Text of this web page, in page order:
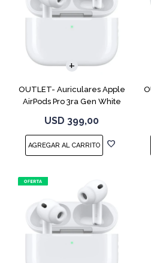
OUTLET- Auriculares Apple
AirPods Pro 3ra Gen White
USD 399,00